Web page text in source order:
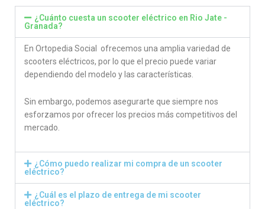
¿Cuánto cuesta un scooter eléctrico en Rio Jate -
Granada?
En Ortopedia Social ofrecemos una amplia variedad de
scooters eléctricos, por lo que el precio puede variar
dependiendo del modelo y las características.
Sin embargo, podemos asegurarte que siempre nos
esforzamos por ofrecer los precios más competitivos del
mercado.
¿Cómo puedo realizar mi compra de un scooter
eléctrico?
¿Cuál es el plazo de entrega de mi scooter
eléctrico?